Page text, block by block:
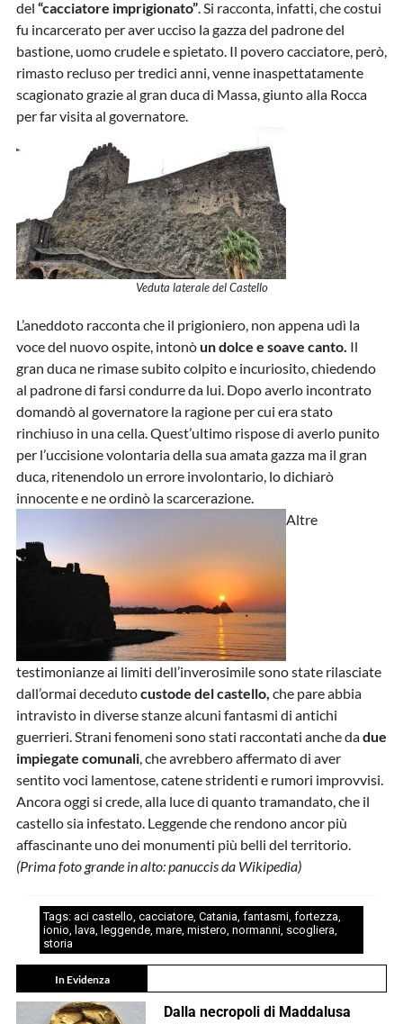
del “cacciatore imprigionato”. Si racconta, infatti, che costui
fu incarcerato per aver ucciso la gazza del padrone del
bastione, uomo crudele e spietato. Il povero cacciatore, però,
rimasto recluso per tredici anni, venne inaspettatamente
scagionato grazie al gran duca di Massa, giunto alla Rocca
per far visita al governatore.
Veduta laterale del Castello
L’aneddoto racconta che il prigioniero, non appena udì la
voce del nuovo ospite, intonòun dolce e soave canto. Il
gran duca ne rimase subito colpito e incuriosito, chiedendo
al padrone di farsi condurre da lui. Dopo averlo incontrato
domandò al governatore la ragione per cui era stato
rinchiuso in una cella. Quest’ultimo rispose di averlo punito
per l’uccisione volontaria della sua amata gazza ma il gran
duca, ritenendolo un errore involontario, lo dichiarò
innocente e ne ordinò la scarcerazione.
Altre
testimonianze ai limiti dell’inverosimile sono state rilasciate
dall’ormai decedutocustode del castello, che pare abbia
intravisto in diverse stanze alcuni fantasmi di antichi
guerrieri. Strani fenomeni sono stati raccontati anche dadue
impiegate comunali, che avrebbero affermato di aver
sentito voci lamentose, catene stridenti e rumori improvvisi.
Ancora oggi si crede, alla luce di quanto tramandato, che il
castello sia infestato. Leggende che rendono ancor più
affascinante uno dei monumenti più belli del territorio.
(Prima foto grande in alto: panuccis da Wikipedia)
Tags: aci castello, cacciatore, Catania, fantasmi, fortezza,
ionio, lava, leggende, mare, mistero, normanni, scogliera,
storia
In Evidenza
Dalla necropoli di Maddalusa